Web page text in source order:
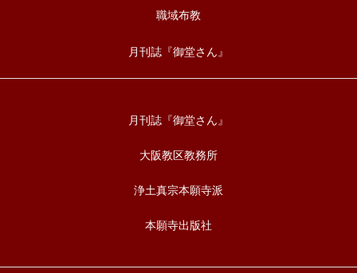
職域布教
月刊誌『御堂さん』
月刊誌『御堂さん』
大阪教区教務所
浄土真宗本願寺派
本願寺出版社